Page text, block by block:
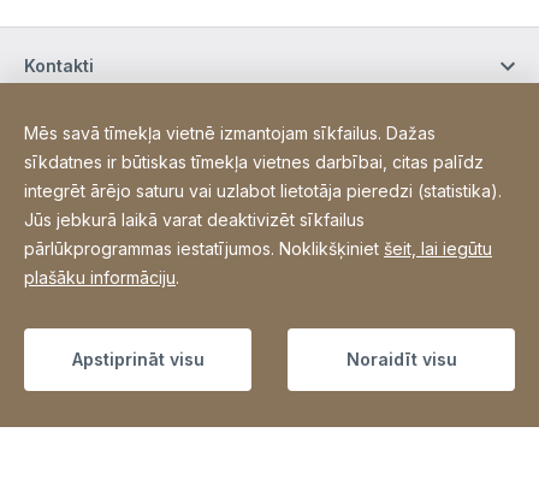
Kontakti
Pirkt internetā / Nosacījumi
Sociālie mēdiji
Mēs savā tīmekļa vietnē izmantojam sīkfailus. Dažas
sīkdatnes ir būtiskas tīmekļa vietnes darbībai, citas palīdz
integrēt ārējo saturu vai uzlabot lietotāja pieredzi (statistika).
Jūs jebkurā laikā varat deaktivizēt sīkfailus
pārlūkprogrammas iestatījumos. Noklikšķiniet šeit, lai iegūtu
plašāku informāciju.
Apstiprināt visu Noraidīt visu